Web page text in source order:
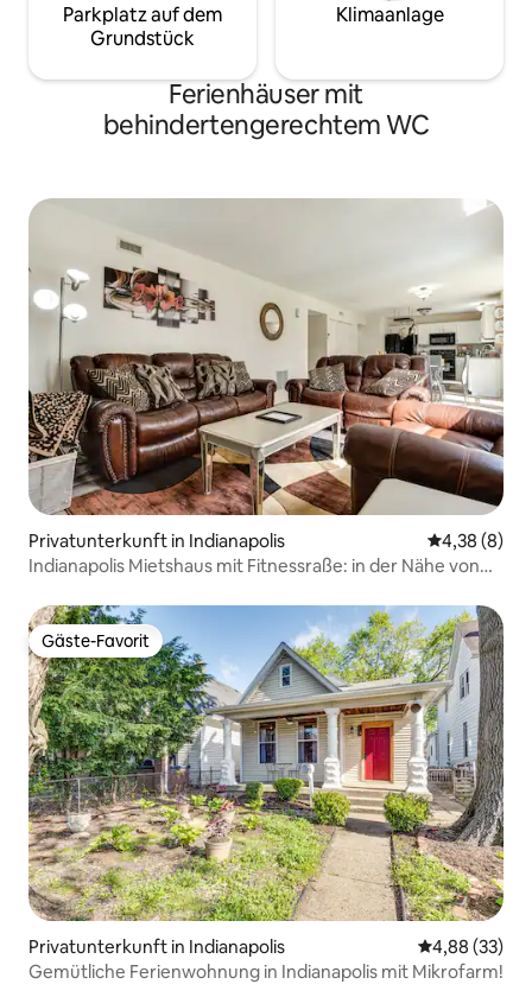
Parkplatz auf dem
Grundstück
Klimaanlage
Ferienhäuser mit
behindertengerechtem WC
Privatunterkunft in Indianapolis
4,38 (8)
Indianapolis Mietshaus mit Fitnessraße: in der Nähe von
Gäste-Favorit
Gäste-Favorit
Privatunterkunft in Indianapolis
4,88 (33)
Gemütliche Ferienwohnung in Indianapolis mit Mikrofarm!